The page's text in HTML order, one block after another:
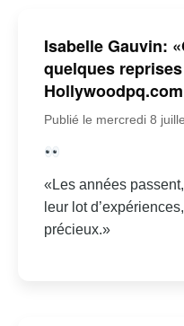
Isabelle Gauvin:
quelques reprises
Hollywoodpq.com
Publié le mercredi 8
«Les années
leur lot
précieux.»